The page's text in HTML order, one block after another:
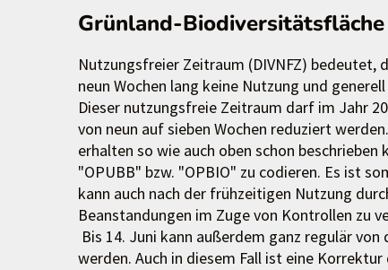
Grünland-
Nutzungsfreier Zeitraum (DIVNFZ) bedeutet,
neun Wochen lang keine Nutzung und
Dieser nutzungsfreie Zeitraum darf im Jahr
von neun auf sieben Wochen reduziert
erhalten so wie auch oben schon
"OPUBB" bzw. "OPBIO" zu codieren. Es ist
kann auch nach der frühzeitigen Nutzung
Beanstandungen im Zuge von Kontrollen zu
Bis 14. Juni kann außerdem ganz regulär
werden. Auch in diesem Fall ist eine